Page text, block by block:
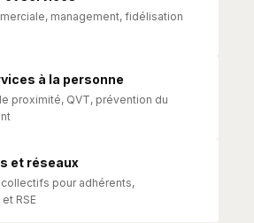
management, fidélisation
à la personne
proximité, QVT, prévention du
et réseaux
pour adhérents,
RSE